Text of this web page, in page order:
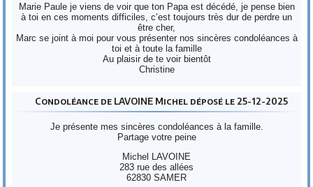
Marie Paule je viens de voir que ton Papa est décédé, je pense bien
à toi en ces moments difficiles, c’est toujours très dur de perdre un
être cher,
Marc se joint à moi pour vous présenter nos sincères condoléances à
toi et à toute la famille
Au plaisir de te voir bientôt
Christine
Condoléance de LAVOINE Michel déposé le 25-12-2025
Je présente mes sincères condoléances à la famille.
Partage votre peine
Michel LAVOINE
283 rue des allées
62830 SAMER